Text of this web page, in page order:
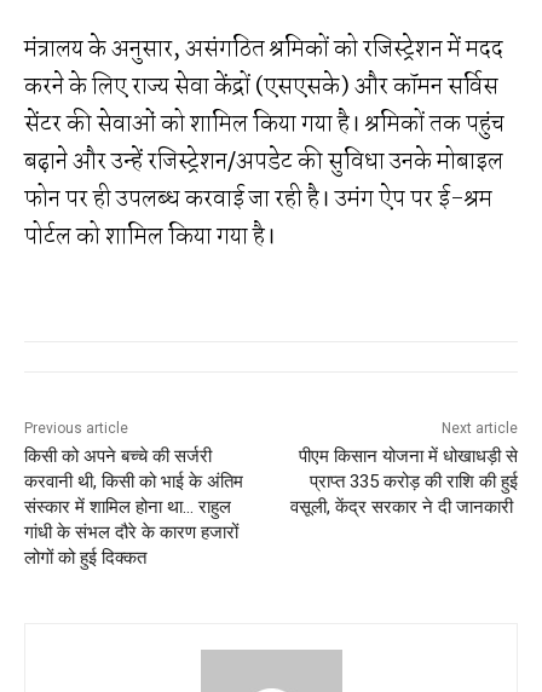
मंत्रालय के अनुसार, असंगठित श्रमिकों को रजिस्ट्रेशन में मदद
करने के लिए राज्य सेवा केंद्रों (एसएसके) और कॉमन सर्विस
सेंटर की सेवाओं को शामिल किया गया है। श्रमिकों तक पहुंच
बढ़ाने और उन्हें रजिस्ट्रेशन/अपडेट की सुविधा उनके मोबाइल
फोन पर ही उपलब्ध करवाई जा रही है। उमंग ऐप पर ई-श्रम
पोर्टल को शामिल किया गया है।
Previous article
किसी को अपने बच्चे की सर्जरी
करवानी थी, किसी को भाई के अंतिम
संस्कार में शामिल होना था… राहुल
गांधी के संभल दौरे के कारण हजारों
लोगों को हुई दिक्कत
Next article
पीएम किसान योजना में धोखाधड़ी से
प्राप्त 335 करोड़ की राशि की हुई
वसूली, केंद्र सरकार ने दी जानकारी